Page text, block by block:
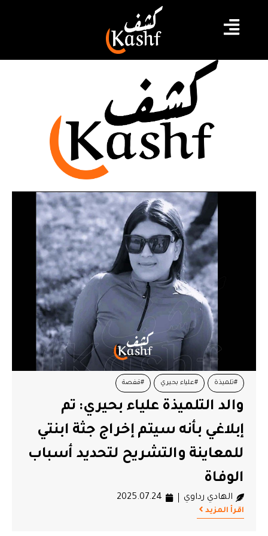
تلميذة
#تلميذة #علياء بحيري #قفصة
#مستشفى حسين بوزيان #وفاة
والد التلميذة علياء بحيري: تم
إبلاغي بأنه سيتم إخراج جثة ابنتي
للمعاينة والتشريح لتحديد أسباب
الوفاة
الهادي رداوي 2025.07.24
اقرأ المزيد